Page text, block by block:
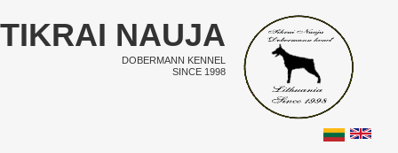
Skip to main content
TIKRAI NAUJA
DOBERMANN KENNEL
SINCE 1998